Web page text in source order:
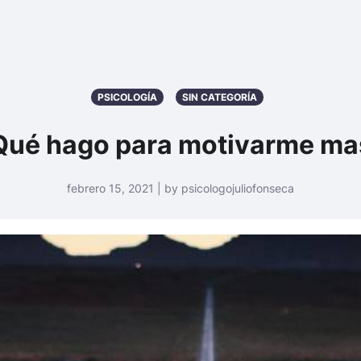
PSICOLOGÍA SIN CATEGORÍA
hago para motivarme
febrero 15, 2021 | by psicologojuliofonseca